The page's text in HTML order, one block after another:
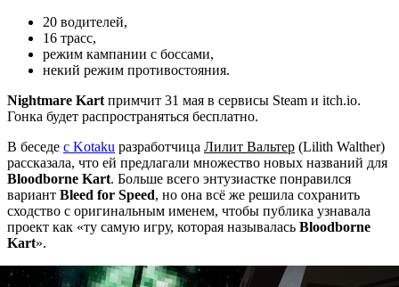
20 водителей,
16 трасс,
режим кампании с боссами,
некий режим противостояния.
Nightmare Kart примчит 31 мая в сервисы Steam и itch.io.
Гонка будет распространяться бесплатно.
В беседе с Kotaku разработчица Лилит Вальтер (Lilith Walther)
рассказала, что ей предлагали множество новых названий для
Bloodborne Kart. Больше всего энтузиастке понравился
вариант Bleed for Speed, но она всё же решила сохранить
сходство с оригинальным именем, чтобы публика узнавала
проект как «ту самую игру, которая называлась Bloodborne
Kart».